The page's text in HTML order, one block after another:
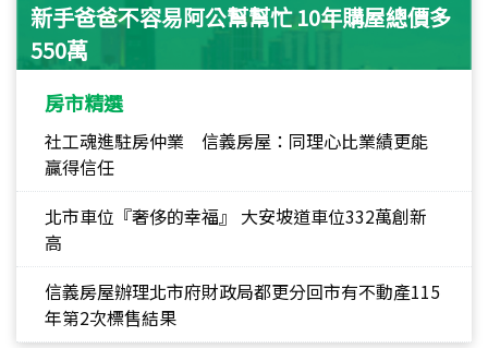
新手爸爸不容易阿公幫幫忙 10年購屋總價多
550萬
房市精選
社工魂進駐房仲業 信義房屋：同理心比業績更能
贏得信任
北市車位『奢侈的幸福』 大安坡道車位332萬創新
高
信義房屋辦理北市府財政局都更分回市有不動產115
年第2次標售結果